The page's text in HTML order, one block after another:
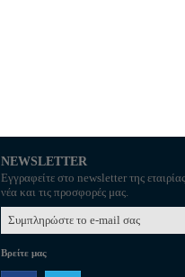
NEWSLETTER
Εγγραφείτε στο newsletter της
νέα και τις προσφορές μας.
Βρείτε μας